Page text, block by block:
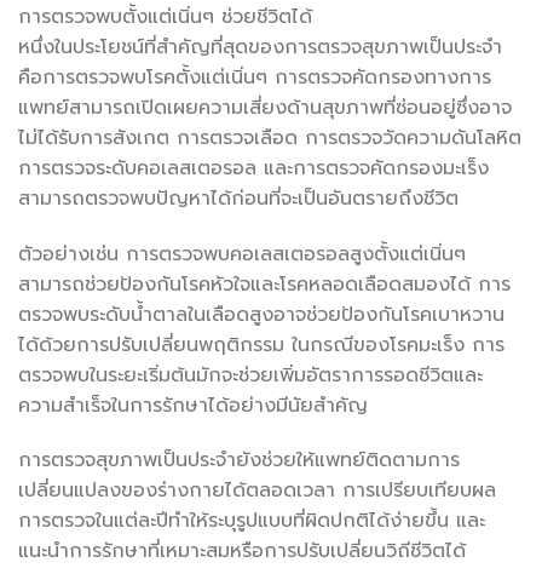
การตรวจพบตั้งแต่เนิ่นๆ ช่วยชีวิตได้
หนึ่งในประโยชน์ที่สำคัญที่สุดของการตรวจสุขภาพเป็นประจำ
คือการตรวจพบโรคตั้งแต่เนิ่นๆ การตรวจคัดกรองทางการ
แพทย์สามารถเปิดเผยความเสี่ยงด้านสุขภาพที่ซ่อนอยู่ซึ่งอาจ
ไม่ได้รับการสังเกต การตรวจเลือด การตรวจวัดความดันโลหิต
การตรวจระดับคอเลสเตอรอล และการตรวจคัดกรองมะเร็ง
สามารถตรวจพบปัญหาได้ก่อนที่จะเป็นอันตรายถึงชีวิต
ตัวอย่างเช่น การตรวจพบคอเลสเตอรอลสูงตั้งแต่เนิ่นๆ
สามารถช่วยป้องกันโรคหัวใจและโรคหลอดเลือดสมองได้ การ
ตรวจพบระดับน้ำตาลในเลือดสูงอาจช่วยป้องกันโรคเบาหวาน
ได้ด้วยการปรับเปลี่ยนพฤติกรรม ในกรณีของโรคมะเร็ง การ
ตรวจพบในระยะเริ่มต้นมักจะช่วยเพิ่มอัตราการรอดชีวิตและ
ความสำเร็จในการรักษาได้อย่างมีนัยสำคัญ
การตรวจสุขภาพเป็นประจำยังช่วยให้แพทย์ติดตามการ
เปลี่ยนแปลงของร่างกายได้ตลอดเวลา การเปรียบเทียบผล
การตรวจในแต่ละปีทำให้ระบุรูปแบบที่ผิดปกติได้ง่ายขึ้น และ
แนะนำการรักษาที่เหมาะสมหรือการปรับเปลี่ยนวิถีชีวิตได้